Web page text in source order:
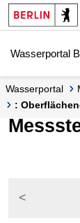
Springe zur
Springe zum
Wasserportal
Wasserportal
: